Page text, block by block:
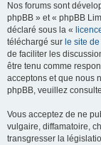
Nos forums sont
phpBB » et « phpBB
déclaré sous la «
téléchargé sur le site
de faciliter les
être tenu comme
acceptons et que nous
phpBB, veuillez
Vous acceptez de ne
vulgaire, diffamatoire,
transgresser la